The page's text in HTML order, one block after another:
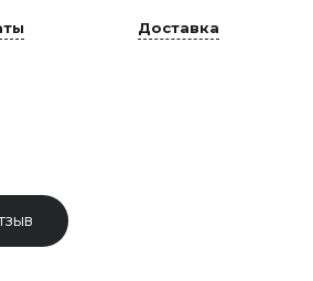
Доставка